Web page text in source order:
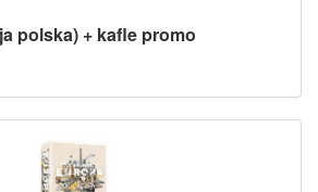
polska) + kafle promo